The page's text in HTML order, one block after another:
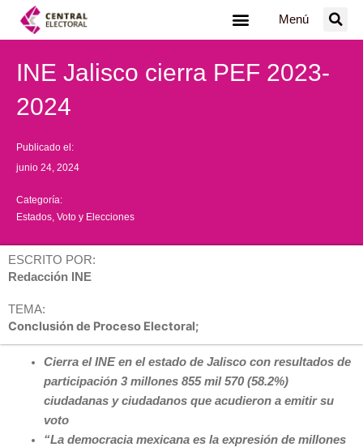
Menú
INE Jalisco cierra PEF 2023-
2024
Publicado el:
junio 24, 2024
Categoría:
Estados Voto y Elecciones
ESCRITO POR:
Redacción INE
TEMA:
Conclusión de Proceso Electoral;
Cierra el INE en el estado de Jalisco con resultados de
participación3 millones 855 mil 570 (58.2%)
ciudadanas y ciudadanos que acudieron a emitir su
voto
“La democracia mexicana es la expresión de millones